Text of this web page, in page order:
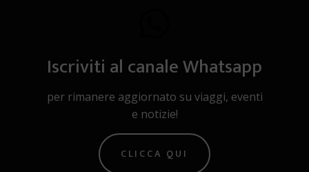
Iscriviti al canale Whatsapp
per rimanere aggiornato su viaggi, eventi
e notizie!
CLICCA QUI